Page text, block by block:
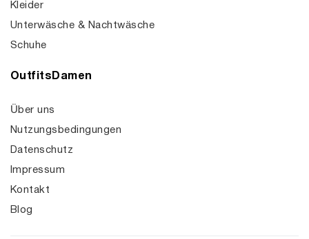
Kleider
Unterwäsche & Nachtwäsche
Schuhe
OutfitsDamen
Über uns
Nutzungsbedingungen
Datenschutz
Impressum
Kontakt
Blog